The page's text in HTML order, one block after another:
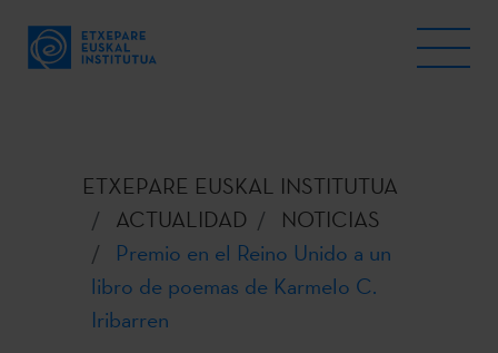
ETXEPARE EUSKAL INSTITUTUA
ACTUALIDAD
NOTICIAS
Premio en el Reino Unido a un
libro de poemas de Karmelo C.
Iribarren